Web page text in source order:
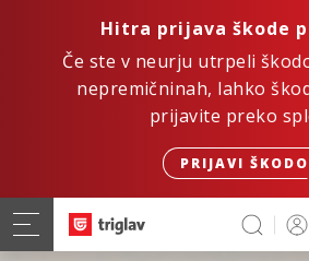
Hitra prijava škode
Če ste v neurju utrpeli
nepremičninah, lahko
prijavite preko
PRIJAVI ŠKODO